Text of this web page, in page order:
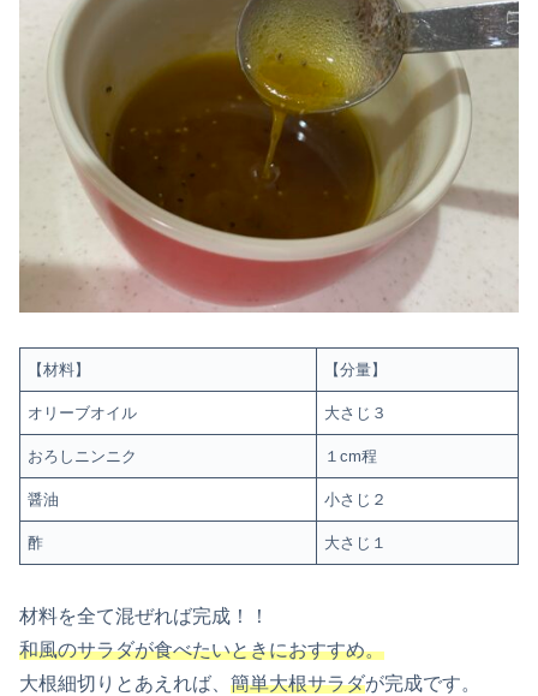
【材料】 【分量】
オリーブオイル 大さじ３
おろしニンニク １cm程
醤油 小さじ２
酢 大さじ１
材料を全て混ぜれば完成！！
和風のサラダが食べたいときにおすすめ。
大根細切りとあえれば、 簡単大根サラダが完成です。